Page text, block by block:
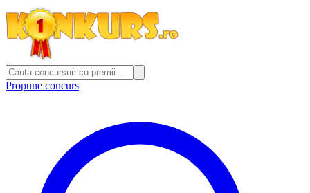
Propune concurs